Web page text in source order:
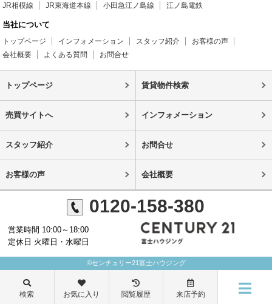
JR相模線 JR東海道本線 小田急江ノ島線 江ノ島電鉄
当社について
トップページ インフォメーション スタッフ紹介
お客様の声
会社概要
よくある質問 お問合せ
トップページ 賃貸物件検索
売買サイトへ インフォメーション
スタッフ紹介 お問合せ
お客様の声 会社概要
0120-158-380
営業時間 10:00～18:00
定休日 火曜日・水曜日
©センチュリー21富士ハウジング
検索 お気に入り 閲覧履歴 来店予約